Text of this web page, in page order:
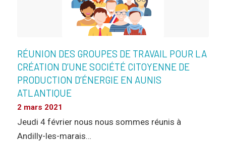
RÉUNION DES GROUPES DE TRAVAIL POUR LA
CRÉATION D’UNE SOCIÉTÉ CITOYENNE DE
PRODUCTION D’ÉNERGIE EN AUNIS
ATLANTIQUE
2 mars 2021
Jeudi 4 février nous nous sommes réunis à
Andilly-les-marais…